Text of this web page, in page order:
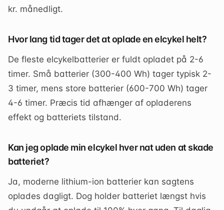
kr. månedligt.
Hvor lang tid tager det at oplade en elcykel helt?
De fleste elcykelbatterier er fuldt opladet på 2-6
timer. Små batterier (300-400 Wh) tager typisk 2-
3 timer, mens store batterier (600-700 Wh) tager
4-6 timer. Præcis tid afhænger af opladerens
effekt og batteriets tilstand.
Kan jeg oplade min elcykel hver nat uden at skade
batteriet?
Ja, moderne lithium-ion batterier kan sagtens
oplades dagligt. Dog holder batteriet længst hvis